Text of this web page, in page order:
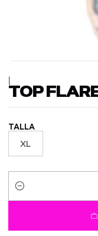
|
TOP
TALLA
XL
Cantidad